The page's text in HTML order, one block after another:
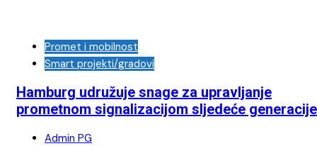
Promet i mobilnost
Smart projekti/gradovi
Hamburg udružuje snage za upravljanje
prometnom signalizacijom sljedeće generacije
Admin PG